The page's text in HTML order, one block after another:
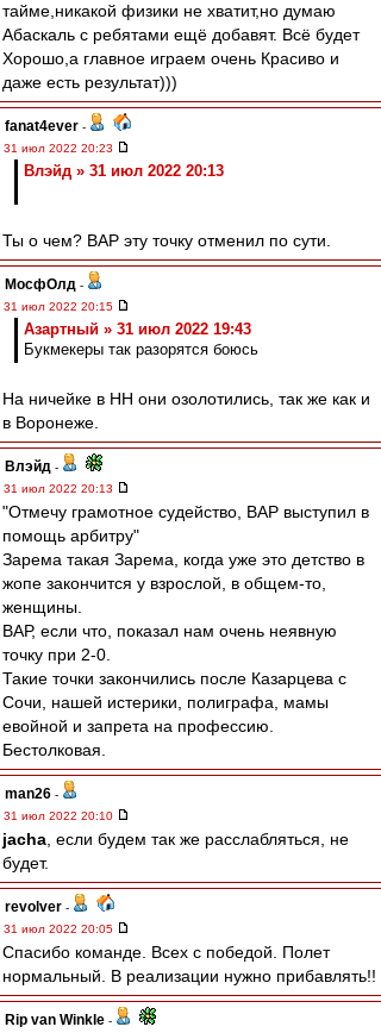
тайме,никакой физики не хватит,но думаю
Абаскаль с ребятами ещё добавят. Всё будет
Хорошо,а главное играем очень Красиво и
даже есть результат)))
fanat4ever -
31 июл 2022 20:23
Влэйд » 31 июл 2022 20:13
Ты о чем? ВАР эту точку отменил по сути.
МосфОлд -
31 июл 2022 20:15
Азартный » 31 июл 2022 19:43
Букмекеры так разорятся боюсь
На ничейке в НН они озолотились, так же как и
в Воронеже.
Влэйд -
31 июл 2022 20:13
"Отмечу грамотное судейство, ВАР выступил в
помощь арбитру"
Зарема такая Зарема, когда уже это детство в
жопе закончится у взрослой, в общем-то,
женщины.
ВАР, если что, показал нам очень неявную
точку при 2-0.
Такие точки закончились после Казарцева с
Сочи, нашей истерики, полиграфа, мамы
евойной и запрета на профессию.
Бестолковая.
man26 -
31 июл 2022 20:10
jacha , если будем так же расслабляться, не
будет.
revolver -
31 июл 2022 20:05
Спасибо команде. Всех с победой. Полет
нормальный. В реализации нужно прибавлять!!
Rip van Winkle -